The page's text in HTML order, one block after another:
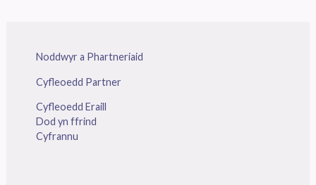
Noddwyr a Phartneriaid
Cyfleoedd Partner
Cyfleoedd Eraill
Dod yn ffrind
Cyfrannu